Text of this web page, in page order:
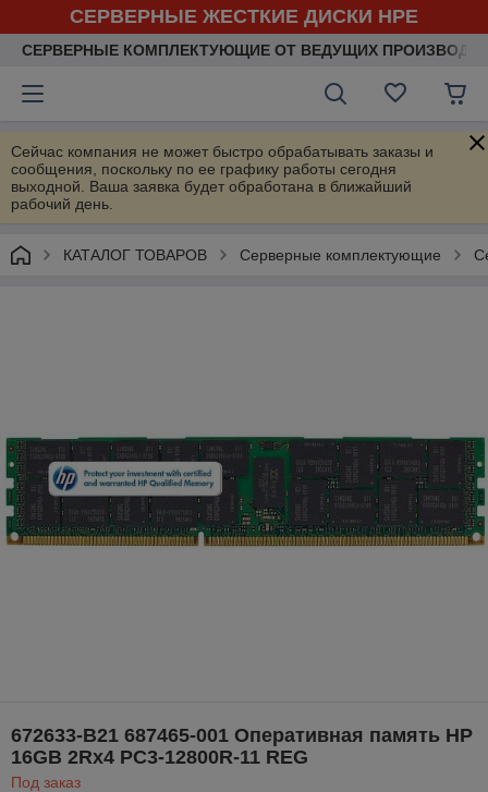
СЕРВЕРНЫЕ ЖЕСТКИЕ ДИСКИ HPE
СЕРВЕРНЫЕ КОМПЛЕКТУЮЩИЕ ОТ ВЕДУЩИХ
Сейчас компания не может быстро обрабатывать заказы и
сообщения, поскольку по ее графику работы сегодня
выходной. Ваша заявка будет обработана в ближайший
рабочий день.
КАТАЛОГ ТОВАРОВ Серверные комплектующие
672633-B21 687465-001 Оперативная память HP
16GB 2Rx4 PC3-12800R-11 REG
Под заказ